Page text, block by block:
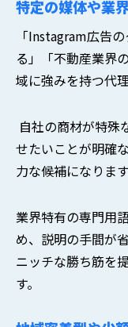
特定の媒体や業
「Instagram広告
る」「不動産業界
域に強みを持つ代
自社の商材が特殊
せたいことが明確
力な候補になります
業界特有の専門用
め、説明の手間が
ニッチな勝ち筋を
す。